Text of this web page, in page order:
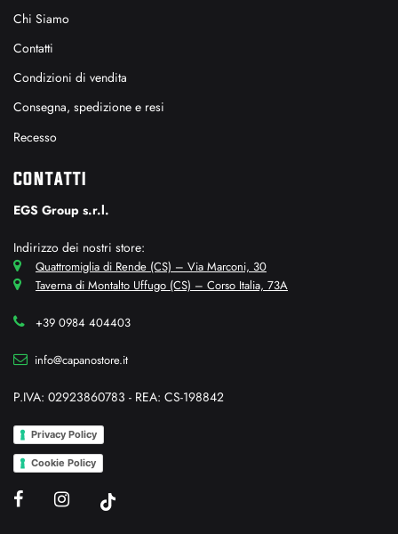
Chi Siamo
Contatti
Condizioni di vendita
Consegna, spedizione e resi
Recesso
CONTATTI
EGS Group s.r.l.
Indirizzo dei nostri store:
Quattromiglia di Rende (CS) – Via Marconi, 30
Taverna di Montalto Uffugo (CS) – Corso Italia, 73A
+39 0984 404403
info@capanostore.it
P.IVA: 02923860783 - REA: CS-198842
Privacy Policy
Cookie Policy